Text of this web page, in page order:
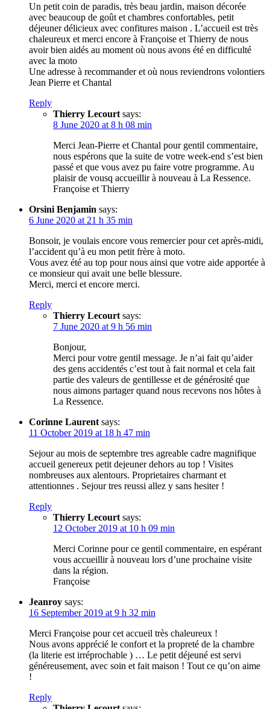
Un petit coin de paradis, très beau jardin, maison décorée
avec beaucoup de goût et chambres confortables, petit
déjeuner délicieux avec confitures maison . L’accueil est très
chaleureux et merci encore à Françoise et Thierry de nous
avoir bien aidés au moment où nous avons été en difficulté
avec la moto
Une adresse à recommander et où nous reviendrons volontiers
Jean Pierre et Chantal
Reply
Thierry Lecourt says:
8 June 2020 at 8 h 08 min
Merci Jean-Pierre et Chantal pour gentil commentaire,
nous espérons que la suite de votre week-end s’est bien
passé et que vous avez pu faire votre programme. Au
plaisir de vousq accueillir à nouveau à La Ressence.
Françoise et Thierry
Orsini Benjamin says:
6 June 2020 at 21 h 35 min
Bonsoir, je voulais encore vous remercier pour cet après-midi,
l’accident qu’à eu mon petit frère à moto.
Vous avez été au top pour nous ainsi que votre aide apportée à
ce monsieur qui avait une belle blessure.
Merci, merci et encore merci.
Reply
Thierry Lecourt says:
7 June 2020 at 9 h 56 min
Bonjour,
Merci pour votre gentil message. Je n’ai fait qu’aider
des gens accidentés c’est tout à fait normal et cela fait
partie des valeurs de gentillesse et de générosité que
nous aimons partager quand nous recevons nos hôtes à
La Ressence.
Corinne Laurent says:
11 October 2019 at 18 h 47 min
Sejour au mois de septembre tres agreable cadre magnifique
accueil genereux petit dejeuner dehors au top ! Visites
nombreuses aux alentours. Proprietaires charmant et
attentionnes . Sejour tres reussi allez y sans hesiter !
Reply
Thierry Lecourt says:
12 October 2019 at 10 h 09 min
Merci Corinne pour ce gentil commentaire, en espérant
vous accueillir à nouveau lors d’une prochaine visite
dans la région.
Françoise
Jeanroy says:
16 September 2019 at 9 h 32 min
Merci Françoise pour cet accueil très chaleureux !
Nous avons apprécié le confort et la propreté de la chambre
(la literie est irréprochable ) … Le petit déjeuné est servi
généreusement, avec soin et fait maison ! Tout ce qu’on aime
!
Reply